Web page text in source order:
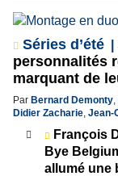
Séries d’été
personnalités
marquant de
Par Bernard Demonty,
Didier Zacharie, Jean-
François
Bye
allumé une